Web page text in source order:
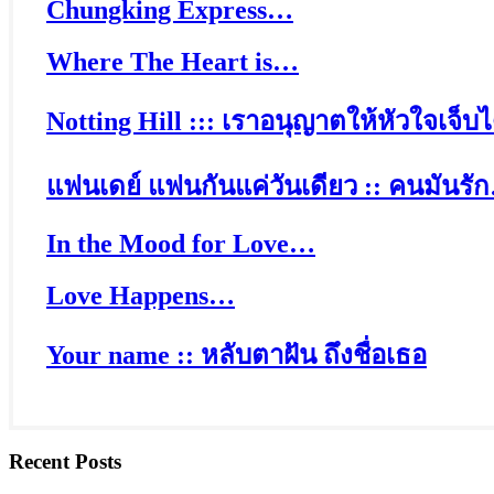
Chungking Express…
Where The Heart is…
Notting Hill ::: เราอนุญาตให้หัวใจเจ็บ
แฟนเดย์ แฟนกันแค่วันเดียว :: คนมันรั
In the Mood for Love…
Love Happens…
Your name :: หลับตาฝัน ถึงชื่อเธอ
Recent Posts